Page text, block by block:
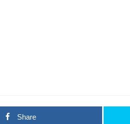
Share